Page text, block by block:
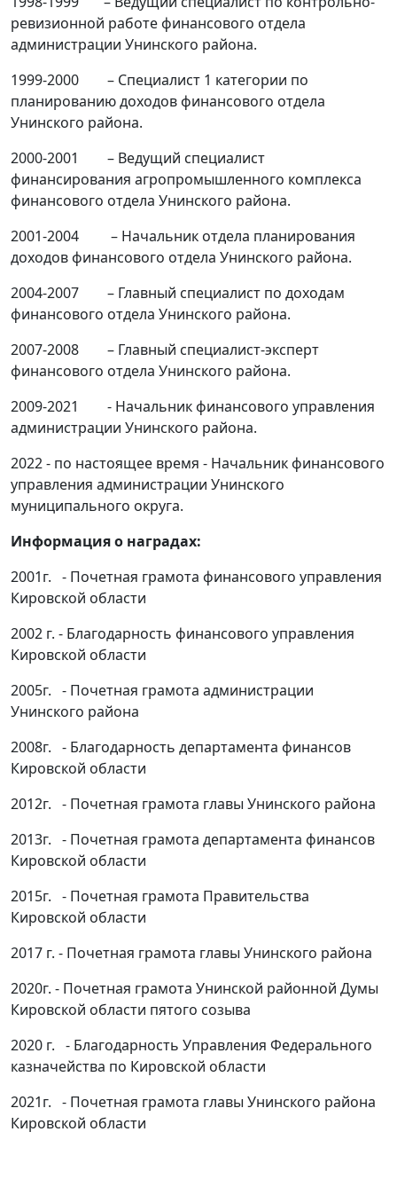
ревизионной работе финансового отдела
администрации Унинского района.
1999-2000 – Специалист 1 категории по
планированию доходов финансового отдела
Унинского района.
2000-2001 – Ведущий специалист
финансирования агропромышленного комплекса
финансового отдела Унинского района.
2001-2004 – Начальник отдела планирования
доходов финансового отдела Унинского района.
2004-2007 – Главный специалист по доходам
финансового отдела Унинского района.
2007-2008 – Главный специалист-эксперт
финансового отдела Унинского района.
2009-2021 - Начальник финансового управления
администрации Унинского района.
2022 - по настоящее время - Начальник финансового
управления администрации Унинского
муниципального округа.
Информация о наградах:
2001г. - Почетная грамота финансового управления
Кировской области
2002 г. - Благодарность финансового управления
Кировской области
2005г. - Почетная грамота администрации
Унинского района
2008г. - Благодарность департамента финансов
Кировской области
2012г. - Почетная грамота главы Унинского района
2013г. - Почетная грамота департамента финансов
Кировской области
2015г. - Почетная грамота Правительства
Кировской области
2017 г. - Почетная грамота главы Унинского района
2020г. - Почетная грамота Унинской районной Думы
Кировской области пятого созыва
2020 г. - Благодарность Управления Федерального
казначейства по Кировской области
2021г. - Почетная грамота главы Унинского района
Кировской области